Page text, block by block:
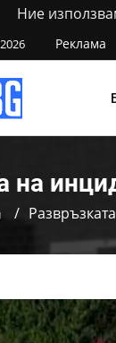
Ние
Реклама
на